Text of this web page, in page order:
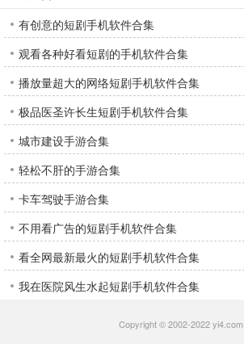
有创意的短剧手机软件合集
观看各种好看短剧的手机软件合集
播放量超大的网络短剧手机软件合集
极品医圣许长生短剧手机软件合集
城市建设手游合集
轻松不肝的手游合集
卡车驾驶手游合集
不用看广告的短剧手机软件合集
看全网最新最火的短剧手机软件合集
我在医院风生水起短剧手机软件合集
Copyright © 2002-2022 yi4.com